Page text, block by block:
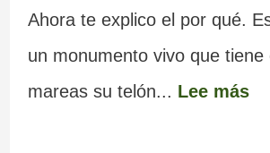
Ahora te explico el por qué.
un monumento vivo que tiene
mareas su telón... Lee más